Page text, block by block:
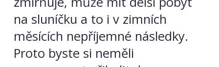
na sluníčku a to i v zimních
měsících nepříjemné následky.
Proto byste si neměli